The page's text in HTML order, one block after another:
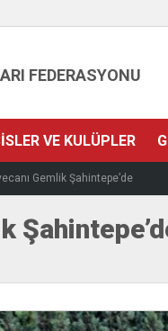
FEDERASYONU
VE KULÜPLER
Gemlik Şahintepe’de